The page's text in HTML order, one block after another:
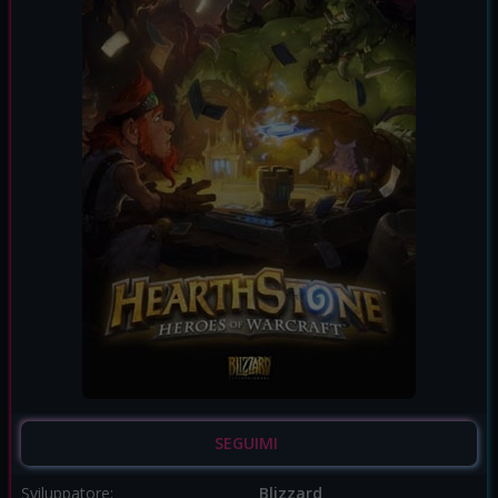
SEGUIMI
Sviluppatore: Blizzard